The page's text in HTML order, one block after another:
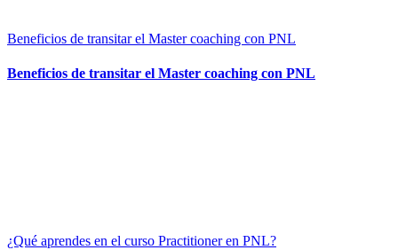
Beneficios de transitar el Master coaching con PNL
Beneficios de transitar el Master coaching con PNL
¿Qué aprendes en el curso Practitioner en PNL?